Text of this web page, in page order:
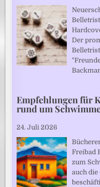
Der
Empfehlungen für
rund um
24. Juli 2026
Freibad
zum
auch